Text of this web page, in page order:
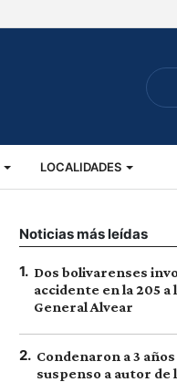
LOCALIDADES
Noticias más leídas
1. Dos bolivarenses
accidente en la 205 a
General Alvear
2. Condenaron a 3
suspenso a autor de